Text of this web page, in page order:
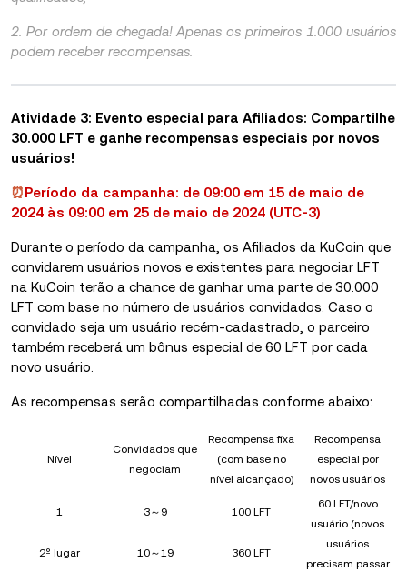
2. Por ordem de chegada! Apenas os primeiros 1.000 usuários
podem receber recompensas.
Atividade 3: Evento especial para Afiliados: Compartilhe
30.000 LFT e ganhe recompensas especiais por novos
usuários!
⏰Período da campanha: de 09:00 em 15 de maio de
2024 às 09:00 em 25 de maio de 2024 (UTC-3)
Durante o período da campanha, os Afiliados da KuCoin que
convidarem usuários novos e existentes para negociar LFT
na KuCoin terão a chance de ganhar uma parte de 30.000
LFT com base no número de usuários convidados. Caso o
convidado seja um usuário recém-cadastrado, o parceiro
também receberá um bônus especial de 60 LFT por cada
novo usuário.
As recompensas serão compartilhadas conforme abaixo:
Nível
Convidados que
negociam
Recompensa fixa
(com base no
nível alcançado)
Recompensa
especial por
novos usuários
1 3～9 100 LFT
60 LFT/novo
usuário (novos
usuários
precisam passar
2º lugar 10～19 360 LFT